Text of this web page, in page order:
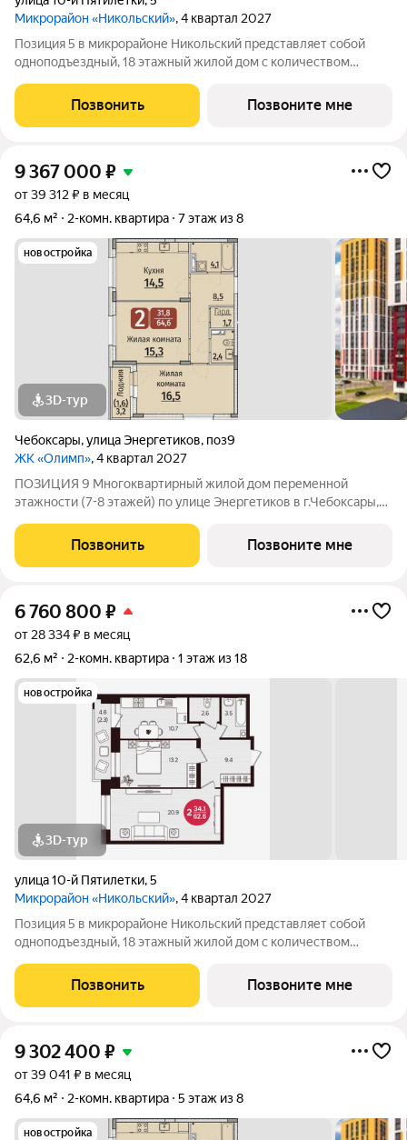
Микрорайон «Никольский», 4 квартал 2027
Позиция 5 в микрорайоне Никольский представляет собой
одноподъездный, 18 этажный жилой дом с количеством
тщательно продуманные планировки квартир - от 1-комнатных
до 3-комнатных, а также
Позвонить Позвоните мне
9 367 000 ₽
от 39 312 ₽ в месяц
64,6 м²
2-комн. квартира 7 этаж из 8
новостройка
3D-тур
Чебоксары,улица Энергетиков, поз9
ЖК «Олимп», 4 квартал 2027
ПОЗИЦИЯ 9 Многоквартирный жилой дом переменной
этажности (7-8 этажей) по улице Энергетиков в г.Чебоксары,
проекте дома отображены и учтены современные
строительные тенденции: Дом монолитно-каркасный с
Позвонить Позвоните мне
6 760 800 ₽
от 28 334 ₽ в месяц
62,6 м²
2-комн. квартира 1 этаж из 18
новостройка
3D-тур
улица 10-й Пятилетки,5
Микрорайон «Никольский», 4 квартал 2027
Позиция 5 в микрорайоне Никольский представляет собой
одноподъездный, 18 этажный жилой дом с количеством
тщательно продуманные планировки квартир - от 1-комнатных
до 3-комнатных, а также
Позвонить Позвоните мне
9 302 400 ₽
от 39 041 ₽ в месяц
64,6 м²
2-комн. квартира 5 этаж из 8
новостройка